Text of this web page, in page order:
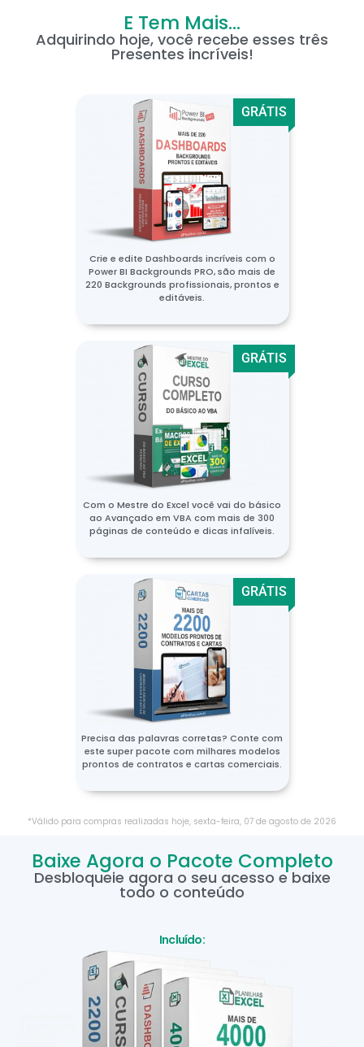
E Tem Mais...
Adquirindo hoje, você recebe esses três
Presentes incríveis!
GRÁTIS
Crie e edite Dashboards incríveis com o
Power BI Backgrounds PRO, são mais de
220 Backgrounds profissionais, prontos e
editáveis.
GRÁTIS
Com o Mestre do Excel você vai do básico
ao Avançado em VBA com mais de 300
páginas de conteúdo e dicas infalíveis.
GRÁTIS
Precisa das palavras corretas? Conte com
este super pacote com milhares modelos
prontos de contratos e cartas comerciais.
*Válido para compras realizadas hoje, sexta-feira, 07 de agosto de 2026
Baixe Agora o Pacote Completo
Desbloqueie agora o seu acesso e baixe
todo o conteúdo
Incluído: